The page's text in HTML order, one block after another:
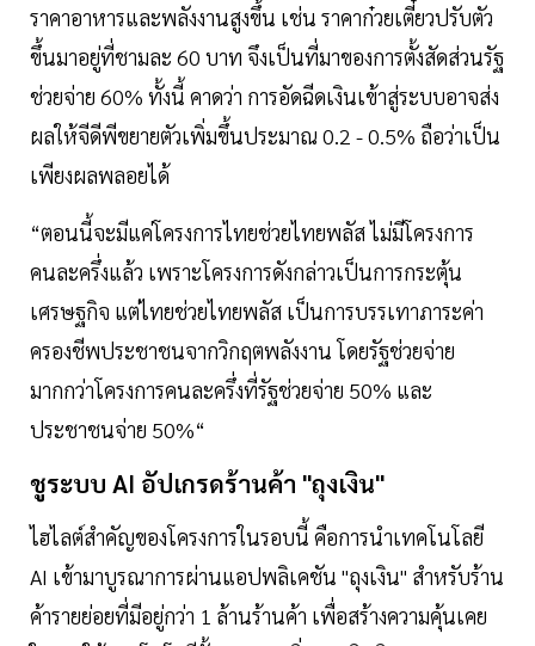
ราคาอาหารและพลังงานสูงขึ้น เช่น ราคาก๋วยเตี๋ยวปรับตัว
ขึ้นมาอยู่ที่ชามละ 60 บาท จึงเป็นที่มาของการตั้งสัดส่วนรัฐ
ช่วยจ่าย 60% ทั้งนี้ คาดว่า การอัดฉีดเงินเข้าสู่ระบบอาจส่ง
ผลให้จีดีพีขยายตัวเพิ่มขึ้นประมาณ 0.2 - 0.5% ถือว่าเป็น
เพียงผลพลอยได้
“ตอนนี้จะมีแค่โครงการไทยช่วยไทยพลัส ไม่มีโครงการ
คนละครึ่งแล้ว เพราะโครงการดังกล่าวเป็นการกระตุ้น
เศรษฐกิจ แต่ไทยช่วยไทยพลัส เป็นการบรรเทาภาระค่า
ครองชีพประชาชนจากวิกฤตพลังงาน โดยรัฐช่วยจ่าย
มากกว่าโครงการคนละครึ่งที่รัฐช่วยจ่าย 50% และ
ประชาชนจ่าย 50%“
ชูระบบ AI อัปเกรดร้านค้า "ถุงเงิน"
ไฮไลต์สำคัญของโครงการในรอบนี้ คือการนำเทคโนโลยี
AI เข้ามาบูรณาการผ่านแอปพลิเคชัน "ถุงเงิน" สำหรับร้าน
ค้ารายย่อยที่มีอยู่กว่า 1 ล้านร้านค้า เพื่อสร้างความคุ้นเคย